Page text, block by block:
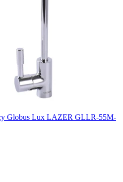
Globus Lux LAZER GLLR-55M-